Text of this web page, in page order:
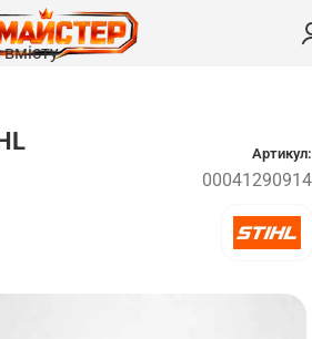
Артикул:
00041290914